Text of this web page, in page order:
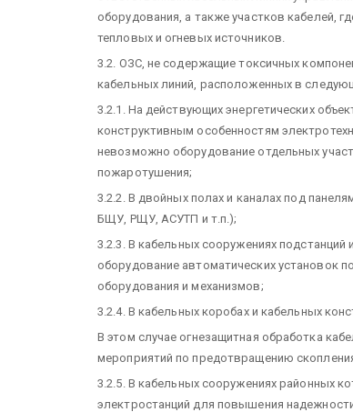
оборудования, а также участков кабелей,
тепловых и огневых источников.
3.2. ОЗС, не содержащие токсичных
кабельных линий, расположенных в
3.2.1. На действующих энергетических
конструктивным особенностям
невозможно оборудование отдельных
пожаротушения;
3.2.2. В двойных полах и каналах под
БЩУ, РЩУ, АСУТП и т.п.);
3.2.3. В кабельных сооружениях
оборудование автоматических установок
оборудования и механизмов;
3.2.4. В кабельных коробах и кабельных
В этом случае огнезащитная обработка
мероприятий по предотвращению
3.2.5. В кабельных сооружениях районных
электростанций для повышения